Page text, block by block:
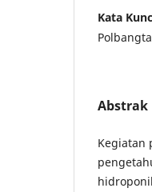
Kata
Abstrak
Kegiatan